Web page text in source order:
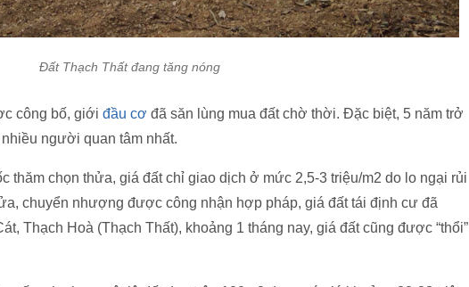
Đất Thạch Thất đang tăng nóng
công bố, giới đầu cơ đã săn lùng mua đất chờ thời. Đặc biệt, 5 năm trở
người quan tâm nhất.
thăm chọn thửa, giá đất chỉ giao dịch ở mức 2,5-3 triệu/m2 do lo ngại rủi
chuyển nhượng được công nhận hợp pháp, giá đất tái định cư đã
Thạch Hoà (Thạch Thất), khoảng 1 tháng nay, giá đất cũng được “thổi”